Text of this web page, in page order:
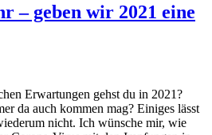
– geben wir 2021 eine
Erwartungen gehst du in 2021?
da auch kommen mag? Einiges lässt
nicht. Ich wünsche mir, wie